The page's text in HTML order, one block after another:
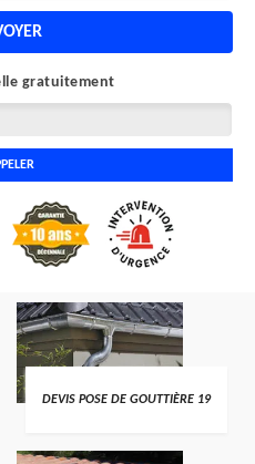
gratuitement
DEVIS POSE DE GOUTTIÈRE 19